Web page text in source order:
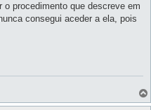
procedimento que descreve em
consegui aceder a ela, pois